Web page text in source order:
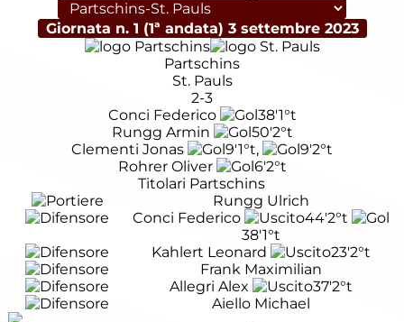
Giornata n. 1 (1ª andata) 3 settembre 2023
Partschins
St. Pauls
2-3
Conci Federico
38'1°t
Rungg Armin
50'2°t
Clementi Jonas
9'1°t, 9'2°t
Rohrer Oliver
6'2°t
Titolari Partschins
Rungg Ulrich
Conci Federico
44'2°t
38'1°t
Kahlert Leonard
23'2°t
Frank Maximilian
Allegri Alex
37'2°t
Aiello Michael